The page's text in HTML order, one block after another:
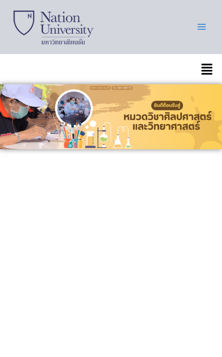
content
เมนู